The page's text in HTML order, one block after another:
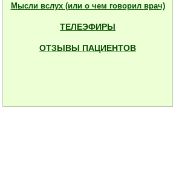
Мысли вслух (или о чем говорил врач)
ТЕЛЕЭФИРЫ
ОТЗЫВЫ ПАЦИЕНТОВ